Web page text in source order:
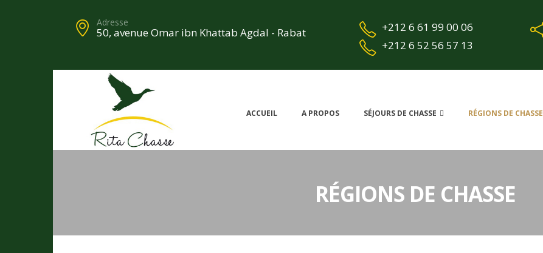
Adresse
50, avenue Omar ibn Khattab Agdal - Rabat
+212 6 61 99 00 06
+212 6 52 56 57 13
ACCUEIL A PROPOS SÉJOURS DE CHASSE RÉGIONS DE CHASSE
RÉGIONS DE CHASSE